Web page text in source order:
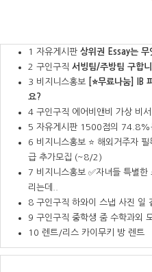
1 자유게시판 상위권 Essay는 무
2 구인구직 서빙팀/주방팀 구합
3 비지니스홍보
[⭐무료나눔] IB
요?
4 구인구직 에어비앤비 가상 비
5 자유게시판 1500점의 74.8%
6 비지니스홍보 ⭐ 해외거주자
급 추가모집 (~8/2)
7 비지니스홍보 ✅자녀들 특별한
리는데..
8 구인구직 하와이 스냅 사진 일
9 구인구직 중학생 줌 수학과외
10 렌트/리스 카이무키 방 렌트